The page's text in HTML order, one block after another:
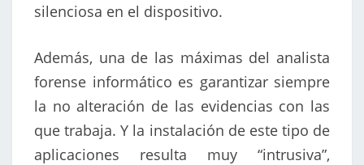
silenciosa en el dispositivo.
Además, una de las máximas del analista
forense informático es garantizar siempre
la no alteración de las evidencias con las
que trabaja. Y la instalación de este tipo de
aplicaciones resulta muy “intrusiva”,